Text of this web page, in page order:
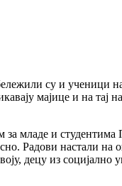
су и ученици
мајице и на тај
младе и
Радови настали
децу из